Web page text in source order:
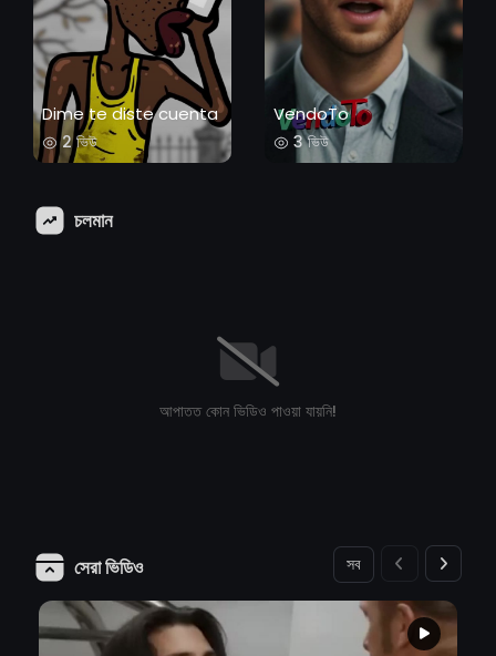
Dime te diste cuenta
2 ভিউ
VendoTo
3 ভিউ
চলমান
আপাতত কোন ভিডিও পাওয়া যায়নি!
সেরা ভিডিও সব